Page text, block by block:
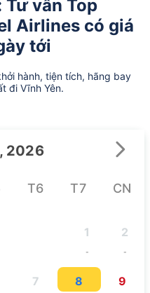
Tư vấn Top
Airlines có giá
tới
hành, tiện tích, hãng bay
đi Vĩnh Yên.
2026
T6 T7 CN
1
-
2
-
7 8 9